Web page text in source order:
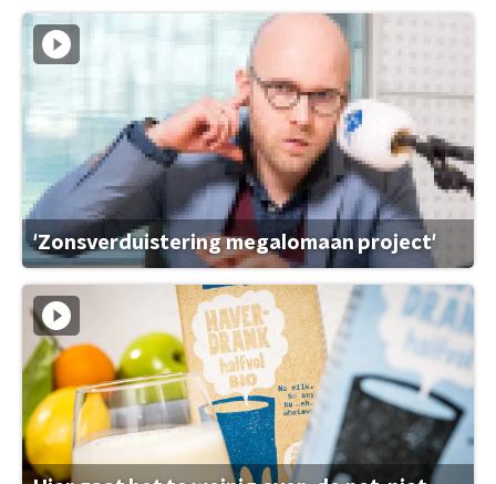
'Zonsverduistering megalomaan project'